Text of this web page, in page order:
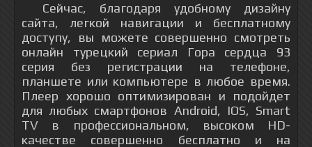
Сейчас, благодаря удобному дизайну
сайта, легкой навигации и бесплатному
доступу, вы можете совершенно смотреть
онлайн турецкий сериал Гора сердца 93
серия без регистрации на телефоне,
планшете или компьютере в любое время.
Плеер хорошо оптимизирован и подойдет
для любых смартфонов Android, IOS, Smart
TV в профессиональном, высоком HD-
качестве совершенно бесплатно и на